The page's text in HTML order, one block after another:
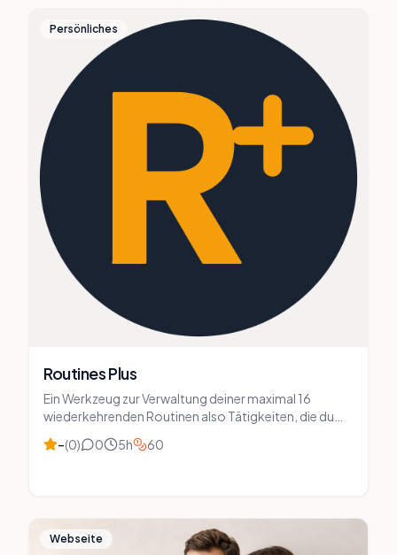
Persönliches
Routines Plus
Ein Werkzeug zur Verwaltung deiner maximal 16
wiederkehrenden Routinen also Tätigkeiten, die du
regelmäßig machst. Es ist bewusst nicht als
allgemeiner Aufgabenmanager konzipiert. Statt
–(0) 0 5h 60
Webseite